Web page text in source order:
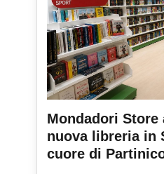
Mondadori Store
nuova libreria in
cuore di